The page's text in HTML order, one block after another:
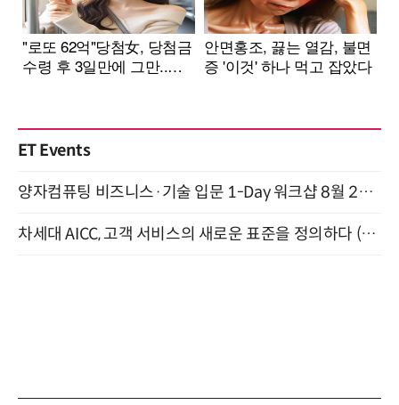
ET Events
양자컴퓨팅 비즈니스·기술 입문 1-Day 워크샵 8월 28일 개최
차세대 AICC, 고객 서비스의 새로운 표준을 정의하다 (9/9)